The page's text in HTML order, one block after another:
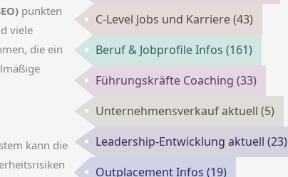
punkten
viele
die ein
kann die
C-Level Jobs und Karriere(43)
Beruf & Jobprofile Infos (161)
Führungskräfte Coaching (33)
Unternehmensverkauf aktuell (5)
Leadership-Entwicklung aktuell (23)
Outplacement Infos (19)